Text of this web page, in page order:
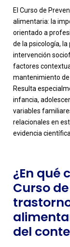
El Curso de
alimentaria: la
orientado a
de la psicología,
intervención
factores
mantenimiento
Resulta
infancia,
variables
relacionales en
evidencia
-
¿En qué
Curso
del